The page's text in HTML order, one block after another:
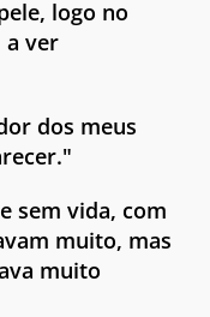
logo no
a ver
dos meus
sem vida, com
muito, mas
muito